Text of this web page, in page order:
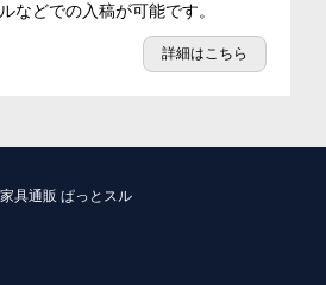
などでの入稿が可能です。
詳細はこちら
具通販 ぱっとスル